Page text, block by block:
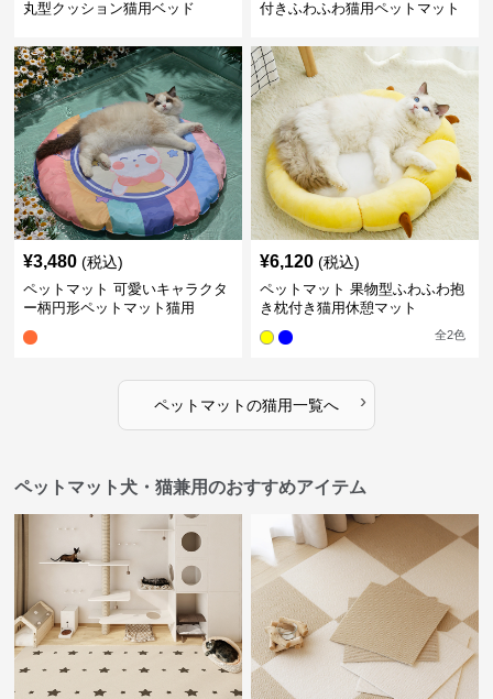
丸型クッション猫用ベッド
付きふわふわ猫用ペットマット
¥3,480 (税込)
ペットマット 可愛いキャラクタ
ー柄円形ペットマット猫用
¥6,120 (税込)
ペットマット 果物型ふわふわ抱
き枕付き猫用休憩マット
全2色
ペットマットの猫用一覧へ ›
ペットマット犬・猫兼用のおすすめアイテム